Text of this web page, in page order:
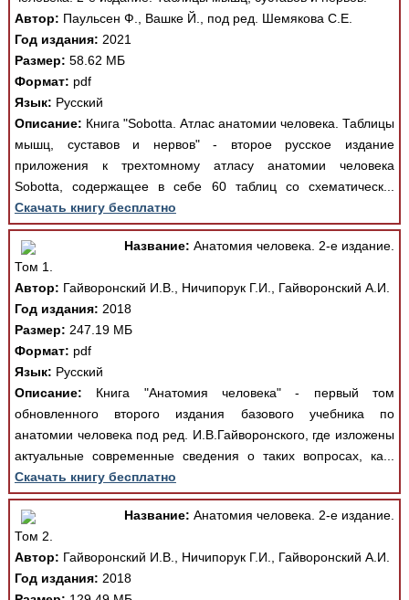
Автор: Паульсен Ф., Вашке Й., под ред. Шемякова С.Е.
Год издания: 2021
Размер: 58.62 МБ
Формат: pdf
Язык: Русский
Описание: Книга "Sobotta. Атлас анатомии человека. Таблицы
мышц, суставов и нервов" - второе русское издание
приложения к трехтомному атласу анатомии человека
Sobotta, содержащее в себе 60 таблиц со схематическ...
Скачать книгу бесплатно
Название: Анатомия человека. 2-е издание.
Том 1.
Автор: Гайворонский И.В., Ничипорук Г.И., Гайворонский А.И.
Год издания: 2018
Размер: 247.19 МБ
Формат: pdf
Язык: Русский
Описание: Книга "Анатомия человека" - первый том
обновленного второго издания базового учебника по
анатомии человека под ред. И.В.Гайворонского, где изложены
актуальные современные сведения о таких вопросах, ка...
Скачать книгу бесплатно
Название: Анатомия человека. 2-е издание.
Том 2.
Автор: Гайворонский И.В., Ничипорук Г.И., Гайворонский А.И.
Год издания: 2018